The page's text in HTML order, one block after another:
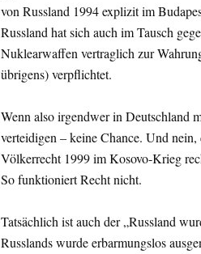
von Russland 1994 explizit im
Russland hat sich auch im Tausch
Nuklearwaffen vertraglich zur
übrigens) verpflichtet.
Wenn also irgendwer in Deutschland
verteidigen – keine Chance. Und
Völkerrecht 1999 im Kosovo-Krieg
So funktioniert Recht nicht.
Tatsächlich ist auch der „Russland
Russlands wurde erbarmungslos